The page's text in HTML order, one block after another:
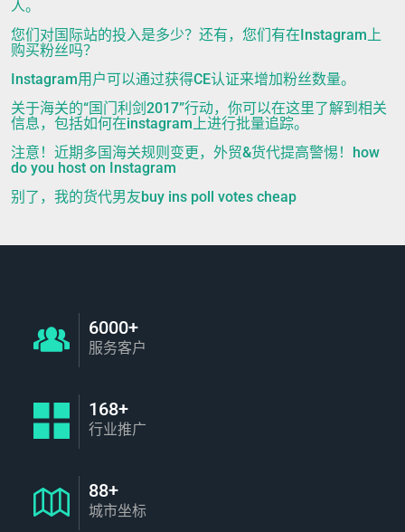
人。
您们对国际站的投入是多少？还有，您们有在Instagram上
购买粉丝吗？
Instagram用户可以通过获得CE认证来增加粉丝数量。
关于海关的“国门利剑2017”行动，你可以在这里了解到相关
信息，包括如何在instagram上进行批量追踪。
注意！近期多国海关规则变更，外贸&货代提高警惕！how
do you host on Instagram
别了，我的货代男友buy ins poll votes cheap
6000+
服务客户
168+
行业推广
88+
城市坐标